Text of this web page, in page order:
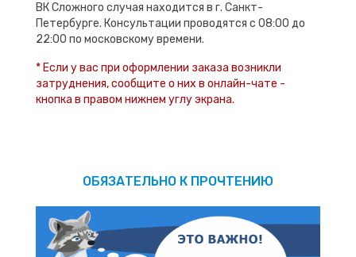
ВК Сложного случая находится в г. Санкт-
Петербурге. Консультации проводятся с 08:00 до
22:00 по московскому времени.
* Если у вас при оформлении заказа возникли
затруднения, сообщите о них в онлайн-чате -
кнопка в правом нижнем углу экрана.
ОБЯЗАТЕЛЬНО К ПРОЧТЕНИЮ